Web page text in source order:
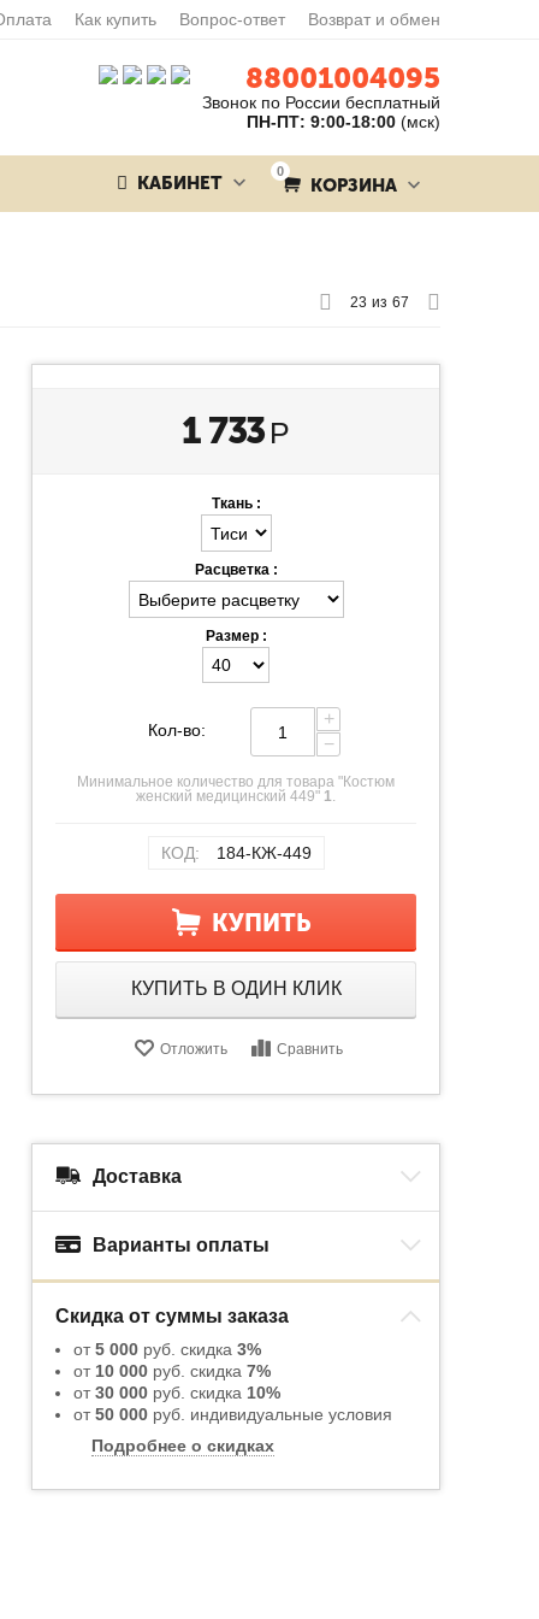
Как купить Вопрос-ответ Возврат и обмен
88001004095
Звонок по России бесплатный
ПН-ПТ: 9:00-18:00 (мск)
0
КОРЗИНА
КАБИНЕТ
23 из 67
1 733 Р
Ткань :
Расцветка :
Размер :
Кол-во:
+
−
Минимальное количество для товара "Костюм
женский медицинский 449" 1.
КОД: 184-КЖ-449
КУПИТЬ
КУПИТЬ В ОДИН КЛИК
Отложить Сравнить
Доставка
Варианты оплаты
Скидка от суммы заказа
от5 000 руб. скидка 3%
от 10 000 руб. скидка 7%
от30 000 руб. скидка 10%
от50 000 руб. индивидуальные условия
Подробнее о скидках